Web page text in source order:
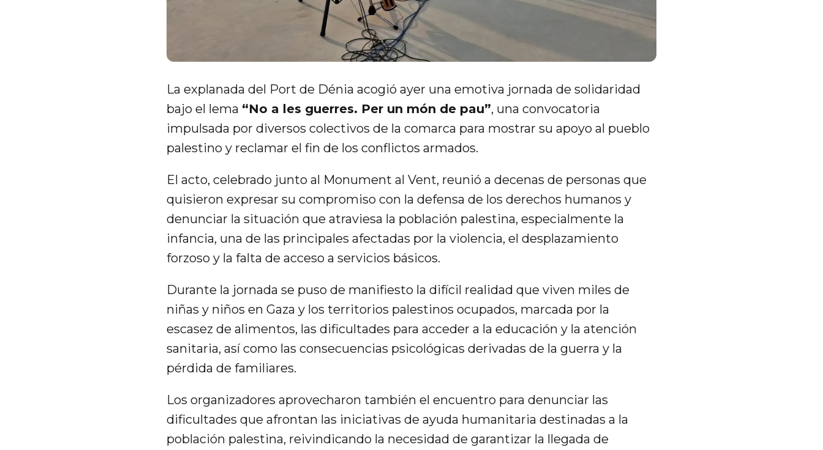
La explanada del Port de Dénia acogió ayer una emotiva jornada de solidaridad
bajo el lema “No a les guerres. Per un món de pau”, una convocatoria
impulsada por diversos colectivos de la comarca para mostrar su apoyo al pueblo
palestino y reclamar el fin de los conflictos armados.
El acto, celebrado junto al Monument al Vent, reunió a decenas de personas que
quisieron expresar su compromiso con la defensa de los derechos humanos y
denunciar la situación que atraviesa la población palestina, especialmente la
infancia, una de las principales afectadas por la violencia, el desplazamiento
forzoso y la falta de acceso a servicios básicos.
Durante la jornada se puso de manifiesto la difícil realidad que viven miles de
niñas y niños en Gaza y los territorios palestinos ocupados, marcada por la
escasez de alimentos, las dificultades para acceder a la educación y la atención
sanitaria, así como las consecuencias psicológicas derivadas de la guerra y la
pérdida de familiares.
Los organizadores aprovecharon también el encuentro para denunciar las
dificultades que afrontan las iniciativas de ayuda humanitaria destinadas a la
población palestina, reivindicando la necesidad de garantizar la llegada de